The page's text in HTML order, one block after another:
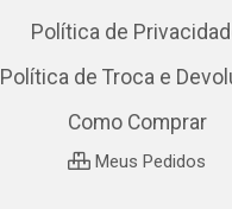
Política de
Política de Troca e
Como Comprar
Meus Pedidos